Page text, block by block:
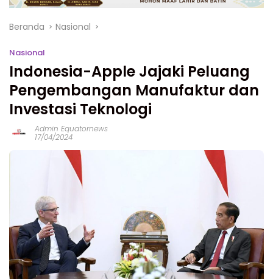
Beranda Nasional
Nasional
Indonesia-Apple Jajaki Peluang
Pengembangan Manufaktur dan
Investasi Teknologi
Admin Equatornews
17/04/2024